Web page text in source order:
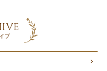
ブ